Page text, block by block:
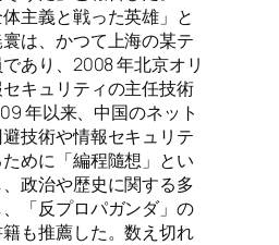
体主義と戦った英雄」と
は、かつて上海の某テ
あり、2008 年北京オリ
キュリティの主任技術
年以来、中国のネット
技術や情報セキュリテ
めに「編程隨想」とい
政治や歴史に関する多
「反プロパガンダ」の
も推薦した。数え切れ